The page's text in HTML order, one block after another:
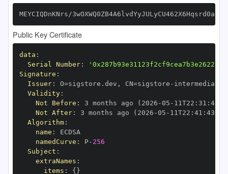
MEYCIQDnKNrs/
Public Key Certificate
data :
Serial Number:
Signature :
Issuer: O=sigstore.dev , CN=sigstore -
Validity:
Not Before : 3 months ago (2026 -05 - 11T22 : 31 :
Not After: 3 months ago (2026 -05 - 11T22 : 41 : 43+00
Algorithm:
name :
namedCurve : P- 256
Subject :
extraNames :
items : { }